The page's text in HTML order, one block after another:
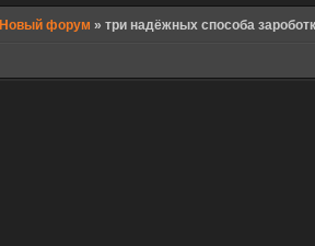
Новый форум »три надёжных способа